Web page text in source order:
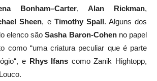
Bonham–Carter, Alan Rickman,
Sheen, e Timothy Spall. Alguns dos
elenco são Sasha Baron-Cohen no papel
como “uma criatura peculiar que é parte
“, e Rhys Ifans como Zanik Hightopp,
.